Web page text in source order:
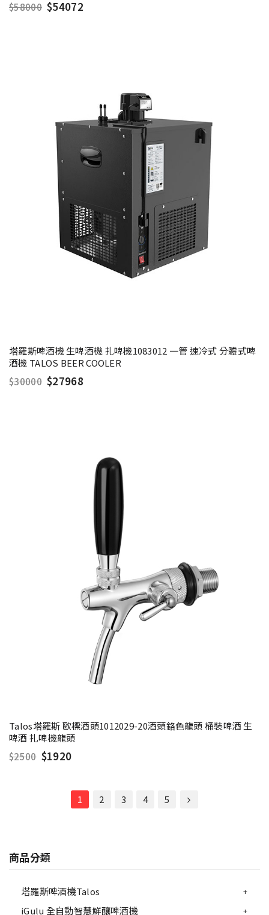
商品分類
塔羅斯啤酒機Talos
iGulu 全自動智慧鮮釀啤酒機
$58000 $54072
塔羅斯啤酒機 生啤酒機 扎啤機1083012 一管 速冷式 分體式啤
酒機 TALOS BEER COOLER
$30000 $27968
Talos塔羅斯 歐標酒頭1012029-20酒頭鉻色龍頭 桶裝啤酒 生
啤酒 扎啤機龍頭
$2500 $1920
1 2 3 4 5